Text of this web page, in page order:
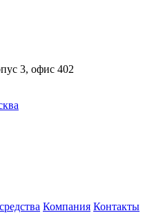
3, офис 402
Компания Контакты